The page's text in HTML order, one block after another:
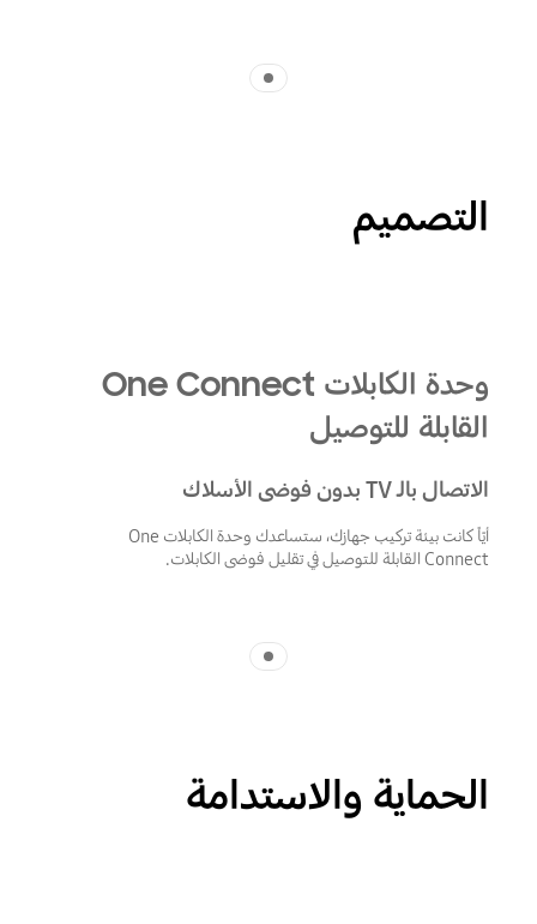
التصميم
وحدة الكابلات One Connect
القابلة للتوصيل
الاتصال بالـ TV بدون فوضى الأسلاك
أيّاً كانت بيئة تركيب جهازك، ستساعدك وحدة الكابلات One
Connect القابلة للتوصيل في تقليل فوضى الكابلات.
الحماية والاستدامة